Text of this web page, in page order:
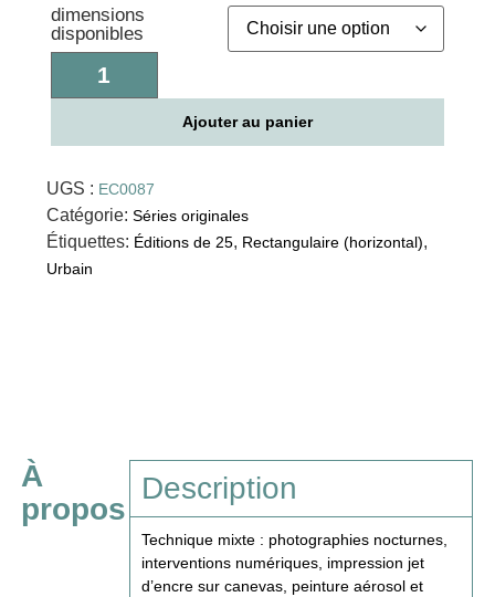
dimensions
disponibles
Ajouter au panier
UGS : EC0087
Catégorie: Séries originales
Étiquettes: Éditions de 25, Rectangulaire (horizontal),
Urbain
À
propos
Description
Technique mixte : photographies nocturnes,
interventions numériques, impression jet
d’encre sur canevas, peinture aérosol et